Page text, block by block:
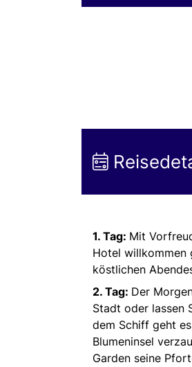
1. Tag: Mit
Hotel willkommen
köstlichen
2. Tag: Der
Stadt oder lassen
dem Schiff geht
Blumeninsel
Garden seine